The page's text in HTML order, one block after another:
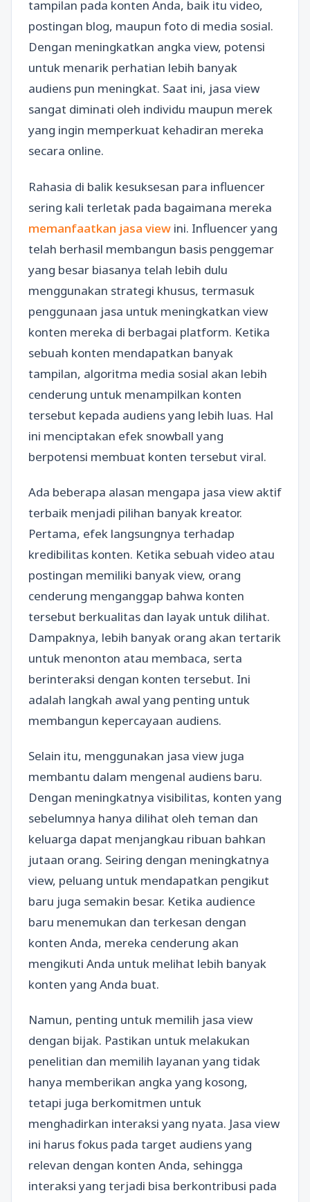
tampilan pada konten Anda, baik itu video,
postingan blog, maupun foto di media sosial.
Dengan meningkatkan angka view, potensi
untuk menarik perhatian lebih banyak
audiens pun meningkat. Saat ini, jasa view
sangat diminati oleh individu maupun merek
yang ingin memperkuat kehadiran mereka
secara online.
Rahasia di balik kesuksesan para influencer
sering kali terletak pada bagaimana mereka
memanfaatkan jasa view ini. Influencer yang
telah berhasil membangun basis penggemar
yang besar biasanya telah lebih dulu
menggunakan strategi khusus, termasuk
penggunaan jasa untuk meningkatkan view
konten mereka di berbagai platform. Ketika
sebuah konten mendapatkan banyak
tampilan, algoritma media sosial akan lebih
cenderung untuk menampilkan konten
tersebut kepada audiens yang lebih luas. Hal
ini menciptakan efek snowball yang
berpotensi membuat konten tersebut viral.
Ada beberapa alasan mengapa jasa view aktif
terbaik menjadi pilihan banyak kreator.
Pertama, efek langsungnya terhadap
kredibilitas konten. Ketika sebuah video atau
postingan memiliki banyak view, orang
cenderung menganggap bahwa konten
tersebut berkualitas dan layak untuk dilihat.
Dampaknya, lebih banyak orang akan tertarik
untuk menonton atau membaca, serta
berinteraksi dengan konten tersebut. Ini
adalah langkah awal yang penting untuk
membangun kepercayaan audiens.
Selain itu, menggunakan jasa view juga
membantu dalam mengenal audiens baru.
Dengan meningkatnya visibilitas, konten yang
sebelumnya hanya dilihat oleh teman dan
keluarga dapat menjangkau ribuan bahkan
jutaan orang. Seiring dengan meningkatnya
view, peluang untuk mendapatkan pengikut
baru juga semakin besar. Ketika audience
baru menemukan dan terkesan dengan
konten Anda, mereka cenderung akan
mengikuti Anda untuk melihat lebih banyak
konten yang Anda buat.
Namun, penting untuk memilih jasa view
dengan bijak. Pastikan untuk melakukan
penelitian dan memilih layanan yang tidak
hanya memberikan angka yang kosong,
tetapi juga berkomitmen untuk
menghadirkan interaksi yang nyata. Jasa view
ini harus fokus pada target audiens yang
relevan dengan konten Anda, sehingga
interaksi yang terjadi bisa berkontribusi pada